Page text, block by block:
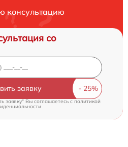
консультацию
со
заявку
заявку" Вы соглашаетесь cполитикой